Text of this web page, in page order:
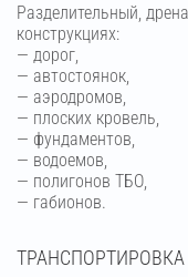
Разделительный,
конструкциях:
— дорог,
— автостоянок,
— аэродромов,
— плоских кровель,
— фундаментов,
— водоемов,
— полигонов ТБО,
— габионов.
ТРАНСПОРТИРОВКА